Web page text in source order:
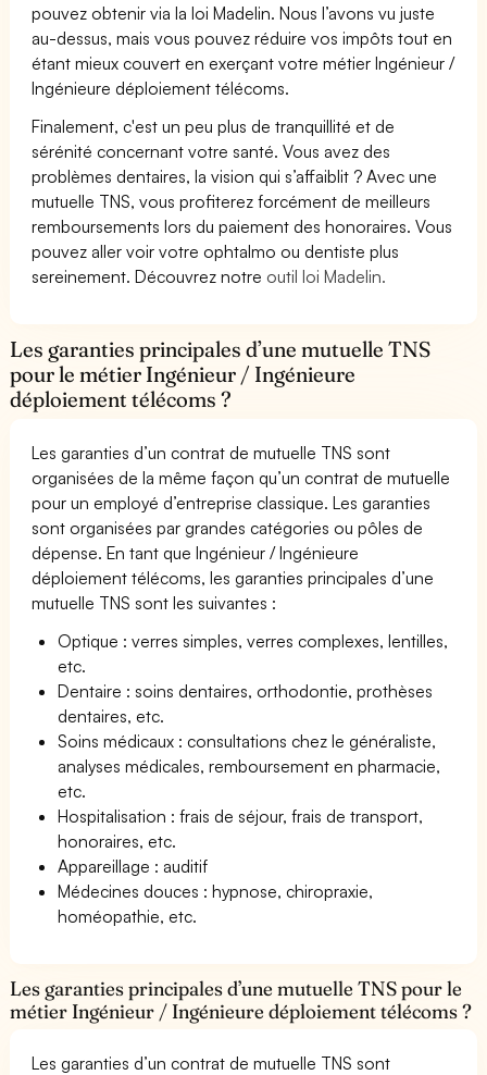
pouvez obtenir via la loi Madelin. Nous l’avons vu juste
au-dessus, mais vous pouvez réduire vos impôts tout en
étant mieux couvert en exerçant votre métier Ingénieur /
Ingénieure déploiement télécoms.
Finalement, c'est un peu plus de tranquillité et de
sérénité concernant votre santé. Vous avez des
problèmes dentaires, la vision qui s’affaiblit ? Avec une
mutuelle TNS, vous profiterez forcément de meilleurs
remboursements lors du paiement des honoraires. Vous
pouvez aller voir votre ophtalmo ou dentiste plus
sereinement. Découvrez notre outil loi Madelin.
Les garanties principales d’une mutuelle TNS
pour le métier Ingénieur / Ingénieure
déploiement télécoms ?
Les garanties d’un contrat de mutuelle TNS sont
organisées de la même façon qu’un contrat de mutuelle
pour un employé d’entreprise classique. Les garanties
sont organisées par grandes catégories ou pôles de
dépense. En tant que Ingénieur / Ingénieure
déploiement télécoms, les garanties principales d’une
mutuelle TNS sont les suivantes :
Optique : verres simples, verres complexes, lentilles,
etc.
Dentaire : soins dentaires, orthodontie, prothèses
dentaires, etc.
Soins médicaux : consultations chez le généraliste,
analyses médicales, remboursement en pharmacie,
etc.
Hospitalisation : frais de séjour, frais de transport,
honoraires, etc.
Appareillage : auditif
Médecines douces : hypnose, chiropraxie,
homéopathie, etc.
Les garanties principales d’une mutuelle TNS pour le
métier Ingénieur / Ingénieure déploiement télécoms ?
Les garanties d’un contrat de mutuelle TNS sont